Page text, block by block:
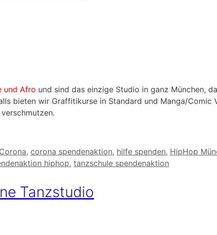
und Afro und sind das einzige Studio in ganz München,
bieten wir Graffitikurse in Standard und Manga/Comic
Corona, corona spendenaktion, hilfe spenden, HipHop
hiphop, tanzschule spendenaktion
Tanzstudio